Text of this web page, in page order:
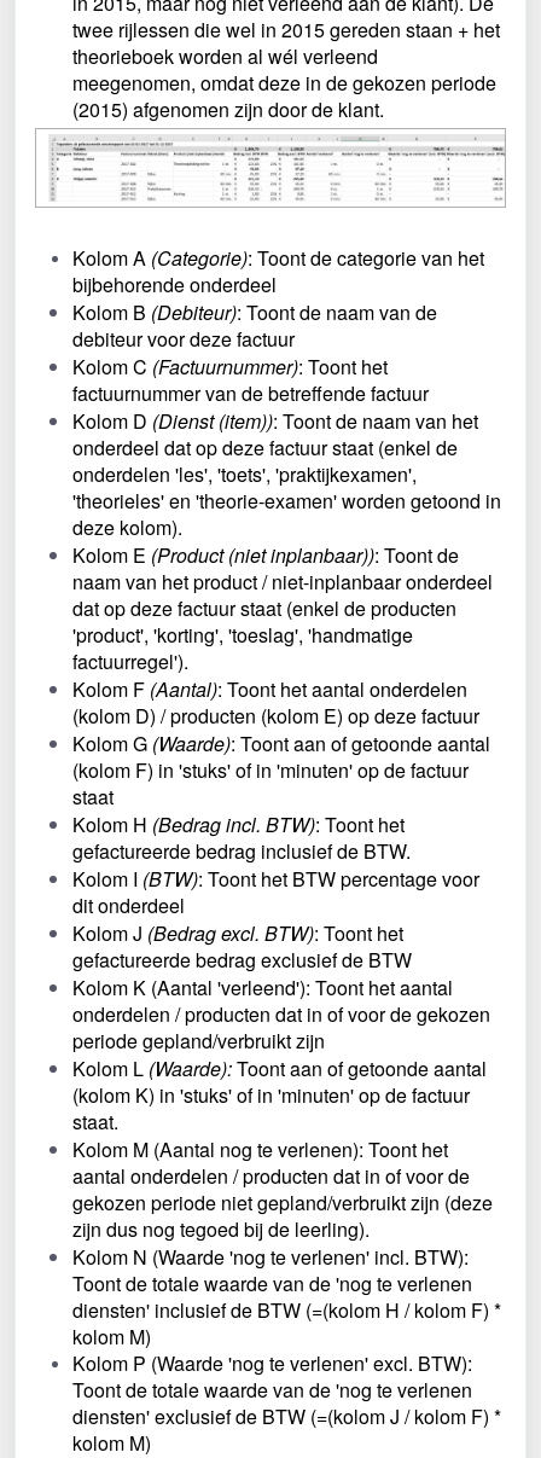
twee rijlessen die wel in 2015 gereden staan + het
theorieboek worden al wél verleend
meegenomen, omdat deze in de gekozen periode
(2015) afgenomen zijn door de klant.
Kolom A (Categorie): Toont de categorie van het
bijbehorende onderdeel
Kolom B (Debiteur): Toont de naam van de
debiteur voor deze factuur
Kolom C (Factuurnummer): Toont het
factuurnummer van de betreffende factuur
Kolom D (Dienst (item)): Toont de naam van het
onderdeel dat op deze factuur staat (enkel de
onderdelen 'les', 'toets', 'praktijkexamen',
'theorieles' en 'theorie-examen' worden getoond in
deze kolom).
Kolom E (Product (niet inplanbaar)): Toont de
naam van het product / niet-inplanbaar onderdeel
dat op deze factuur staat (enkel de producten
'product', 'korting', 'toeslag', 'handmatige
factuurregel').
Kolom F (Aantal): Toont het aantal onderdelen
(kolom D) / producten (kolom E) op deze factuur
Kolom G (Waarde): Toont aan of getoonde aantal
(kolom F) in 'stuks' of in 'minuten' op de factuur
staat
Kolom H (Bedrag incl. BTW): Toont het
gefactureerde bedrag inclusief de BTW.
Kolom I (BTW): Toont het BTW percentage voor
dit onderdeel
Kolom J (Bedrag excl. BTW): Toont het
gefactureerde bedrag exclusief de BTW
Kolom K (Aantal 'verleend'): Toont het aantal
onderdelen / producten dat in of voor de gekozen
periode gepland/verbruikt zijn
Kolom L (Waarde): Toont aan of getoonde aantal
(kolom K) in 'stuks' of in 'minuten' op de factuur
staat.
Kolom M (Aantal nog te verlenen): Toont het
aantal onderdelen / producten dat in of voor de
gekozen periode niet gepland/verbruikt zijn (deze
zijn dus nog tegoed bij de leerling).
Kolom N (Waarde 'nog te verlenen' incl. BTW):
Toont de totale waarde van de 'nog te verlenen
diensten' inclusief de BTW (=(kolom H / kolom F) *
kolom M)
Kolom P (Waarde 'nog te verlenen' excl. BTW):
Toont de totale waarde van de 'nog te verlenen
diensten' exclusief de BTW (=(kolom J / kolom F) *
kolom M)